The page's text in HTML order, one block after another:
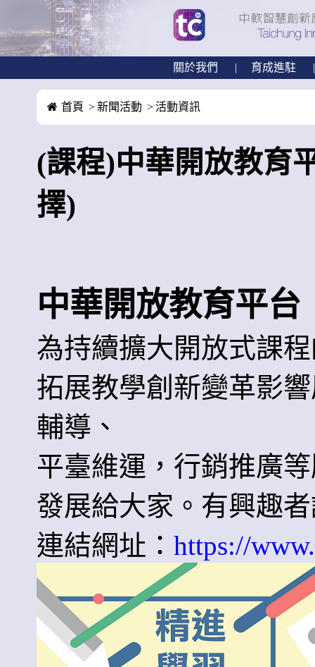
關於我們 育成進駐
首頁 新聞活動 活動資訊
(課程)中華開放教育
擇)
中華開放教育平台
為持續擴大開放式課
拓展教學創新變革影
輔導、
平臺維運，行銷推廣
發展給大家。有興趣
連結網址： https://